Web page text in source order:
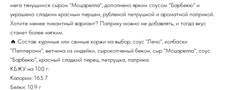
мега тянущимся сыром "Моцарелла", дополнено ярким соусом "Барбекю" и
украшено сладким красным перцем, рубленой петрушкой и ароматной паприкой.
Хотите менее пикантный вариант? Паприку можно не добавлять, и тогда вкус
станет более мягким.
🔥 Состав: куриные или свиные коржи на выбор, соус "Лечо", колбаски
"Пепперони", ветчина из индейки, сырокопченый бекон, сыр "Моцарелла", соус
"Барбекю", красный сладкий перец, петрушка, паприка.
КБЖУ на 100 г:
Калории: 165.7
Белки: 10.9 г